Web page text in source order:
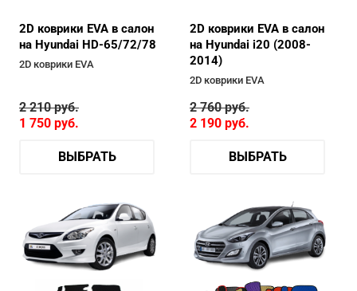
2D коврики EVA в салон
на Hyundai HD-65/72/78
2D коврики EVA
2 210руб.
1 750 руб.
ВЫБРАТЬ
2D коврики EVA в салон
на Hyundai i20 (2008-
2014)
2D коврики EVA
2 760руб.
2 190 руб.
ВЫБРАТЬ